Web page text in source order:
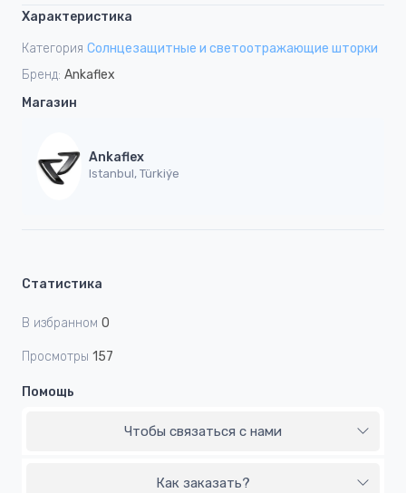
Характеристика
Категория Солнцезащитные и светоотражающие шторки
Бренд: Ankaflex
Магазин
Ankaflex
Istanbul, Türkiýe
Статистика
В избранном 0
Просмотры 157
Помощь
Чтобы связаться с нами
Как заказать?